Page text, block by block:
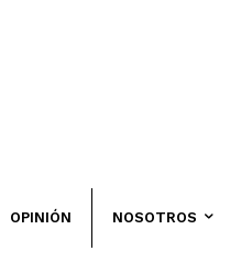
OPINIÓN NOSOTROS